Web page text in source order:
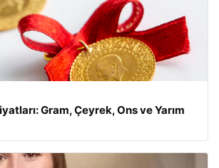
Gram, Çeyrek, Ons ve Yarım